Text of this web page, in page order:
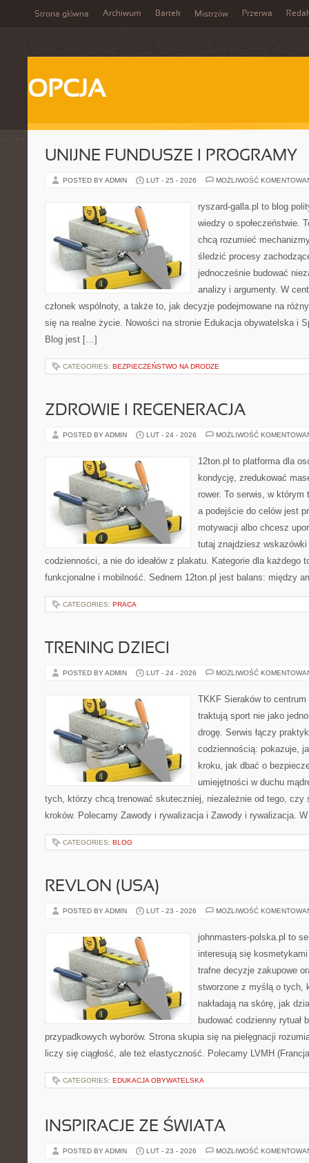
Strona główna Archiwum Bartek Mistrzów Przerwa
OPCJA
UNIJNE FUNDUSZE I PROGRAMY
POSTED BY ADMIN LUT - 25 - 2026 MOŻLIWOŚĆ
ryszard-galla.pl to blog
wiedzy o społeczeństwie.
chcą rozumieć
śledzić procesy
jednocześnie budować
analizy i argumenty. W
członek wspólnoty, a także to, jak decyzje podejmowane na
się na realne życie. Nowości na stronie Edukacja obywatelska i
Blog jest […]
CATEGORIES: BEZPIECZEŃSTWO NA DRODZE
ZDROWIE I REGENERACJA
POSTED BY ADMIN LUT - 24 - 2026 MOŻLIWOŚĆ
12ton.pl to platforma dla
kondycję, zredukować
rower. To serwis, w którym
a podejście do celów jest
motywacji albo chcesz
tutaj znajdziesz wskazówki
codzienności, a nie do ideałów z plakatu. Kategorie dla każdego
funkcjonalne i mobilność. Sednem 12ton.pl jest balans: między
CATEGORIES: PRACA
TRENING DZIECI
POSTED BY ADMIN LUT - 24 - 2026 MOŻLIWOŚĆ
TKKF Sieraków to
traktują sport nie jako
drogę. Serwis łączy
codziennością: pokazuje,
kroku, jak dbać o
umiejętności w duchu
tych, którzy chcą trenować skuteczniej, niezależnie od tego, czy
kroków. Polecamy Zawody i rywalizacja i Zawody i rywalizacja.
CATEGORIES: BLOG
REVLON (USA)
POSTED BY ADMIN LUT - 23 - 2026 MOŻLIWOŚĆ
johnmasters-polska.pl to
interesują się
trafne decyzje zakupowe
stworzone z myślą o tych,
nakładają na skórę, jak
budować codzienny rytuał
przypadkowych wyborów. Strona skupia się na pielęgnacji
liczy się ciągłość, ale też elastyczność. Polecamy LVMH
CATEGORIES: EDUKACJA OBYWATELSKA
INSPIRACJE ZE ŚWIATA
POSTED BY ADMIN LUT - 23 - 2026 MOŻLIWOŚĆ